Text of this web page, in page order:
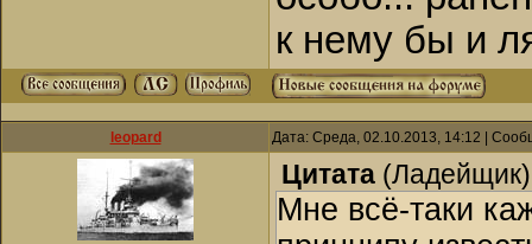
к нему бы и
leopard Дата: Среда, 02.10.2013, 14:12 |
Цитата (Ладейщик)
Мне всё-таки